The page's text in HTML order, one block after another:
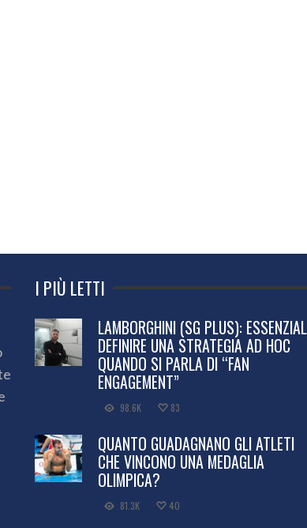
I PIÙ LETTI
LAMBORGHINI (SG PLUS):
DEFINIRE UNA STRATEGIA AD HOC
QUANDO SI PARLA DI “FAN
ENGAGEMENT”
98.6K 83
QUANTO GUADAGNANO GLI ATLETI
CHE VINCONO UNA MEDAGLIA
OLIMPICA?
81.3K 40